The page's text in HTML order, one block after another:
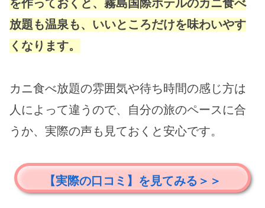
を作っておくと、霧島国際ホテルのカニ食べ
放題も温泉も、いいところだけを味わいやす
くなります。
カニ食べ放題の雰囲気や待ち時間の感じ方は
人によって違うので、自分の旅のペースに合
うか、実際の声も見ておくと安心です。
【実際の口コミ】を見てみる＞＞